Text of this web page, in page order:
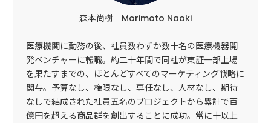
森本尚樹 Morimoto Naoki
医療機関に勤務の後、社員数わずか数十名の医療機器開
発ベンチャーに転職。約二十年間で同社が東証一部上場
を果たすまでの、ほとんどすべてのマーケティング戦略に
関与。予算なし、権限なし、専任なし、人材なし、期待
なしで結成された社員五名のプロジェクトから累計で百
億円を超える商品群を創出することに成功。常に十以上